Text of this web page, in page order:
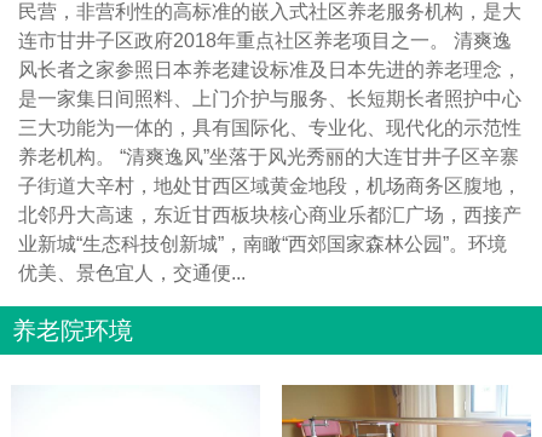
民营，非营利性的高标准的嵌入式社区养老服务机构，是大
连市甘井子区政府2018年重点社区养老项目之一。 清爽逸
风长者之家参照日本养老建设标准及日本先进的养老理念，
是一家集日间照料、上门介护与服务、长短期长者照护中心
三大功能为一体的，具有国际化、专业化、现代化的示范性
养老机构。 “清爽逸风”坐落于风光秀丽的大连甘井子区辛寨
子街道大辛村，地处甘西区域黄金地段，机场商务区腹地，
北邻丹大高速，东近甘西板块核心商业乐都汇广场，西接产
业新城“生态科技创新城”，南瞰“西郊国家森林公园”。环境
优美、景色宜人，交通便...
养老院环境